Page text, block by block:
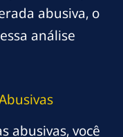
abusiva, o
análise
abusivas, você